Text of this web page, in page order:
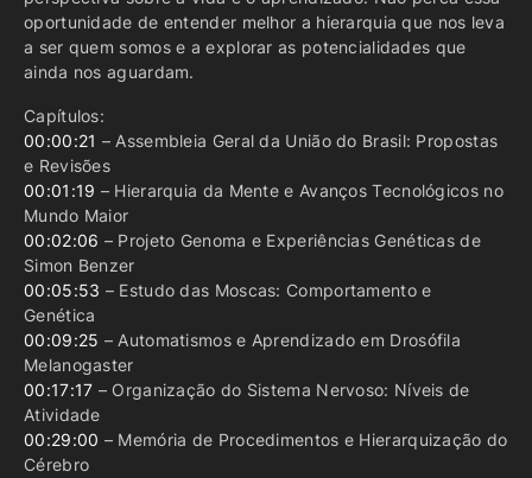
oportunidade de entender melhor a hierarquia que nos leva
a ser quem somos e a explorar as potencialidades que
ainda nos aguardam.
Capítulos:
00:00:21 – Assembleia Geral da União do Brasil: Propostas
e Revisões
00:01:19 – Hierarquia da Mente e Avanços Tecnológicos no
Mundo Maior
00:02:06 – Projeto Genoma e Experiências Genéticas de
Simon Benzer
00:05:53 – Estudo das Moscas: Comportamento e
Genética
00:09:25 – Automatismos e Aprendizado em Drosófila
Melanogaster
00:17:17 – Organização do Sistema Nervoso: Níveis de
Atividade
00:29:00 – Memória de Procedimentos e Hierarquização do
Cérebro